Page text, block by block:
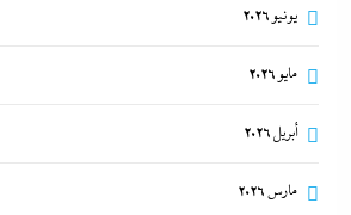
في الاحتياطي الأجنبي رغم توترات هرمز
يونيو 2026
مايو 2026
أبريل 2026
مارس 2026